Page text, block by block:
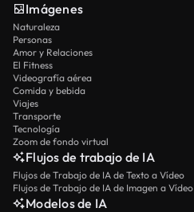
Imágenes
Naturaleza
Personas
Amor y Relaciones
El Fitness
Videografía aérea
Comida y bebida
Viajes
Transporte
Tecnología
Zoom de fondo virtual
Flujos de trabajo de IA
Flujos de Trabajo de IA de Texto a Vídeo
Flujos de Trabajo de IA de Imagen a Vídeo
Modelos de IA